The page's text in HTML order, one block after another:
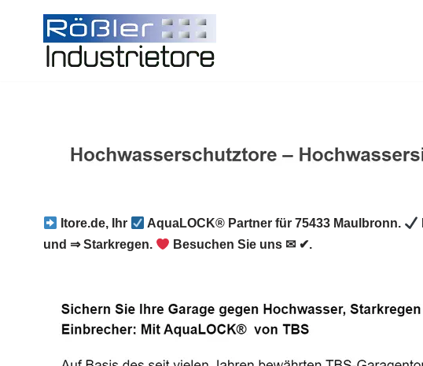
Itore.de, Ihr AquaLOCK® Partner für 75433 Maulbronn.
und ⇒ Starkregen.
Besuchen Sie uns ✉ ✔.